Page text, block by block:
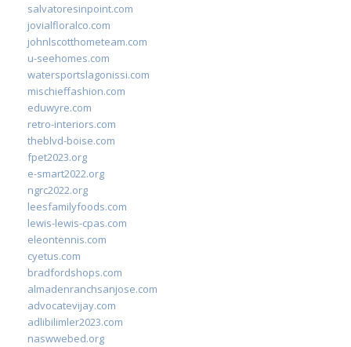
salvatoresinpoint.com
jovialfloralco.com
johnlscotthometeam.com
u-seehomes.com
watersportslagonissi.com
mischieffashion.com
eduwyre.com
retro-interiors.com
theblvd-boise.com
fpet2023.org
e-smart2022.org
ngrc2022.org
leesfamilyfoods.com
lewis-lewis-cpas.com
eleontennis.com
cyetus.com
bradfordshops.com
almadenranchsanjose.com
advocatevijay.com
adlibilimler2023.com
naswwebed.org